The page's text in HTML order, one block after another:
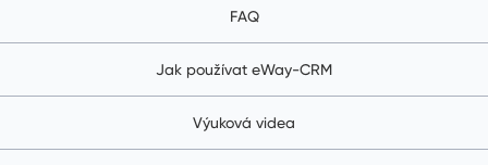
FAQ
Jak používat eWay-CRM
Výuková videa